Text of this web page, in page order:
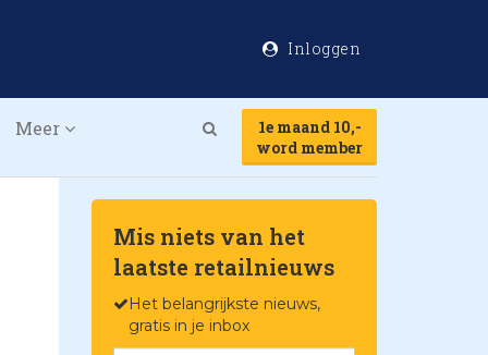
Inloggen
Meer
1e maand 10,-
word member
Mis niets van het
laatste retailnieuws
Het belangrijkste nieuws,
gratis in je inbox